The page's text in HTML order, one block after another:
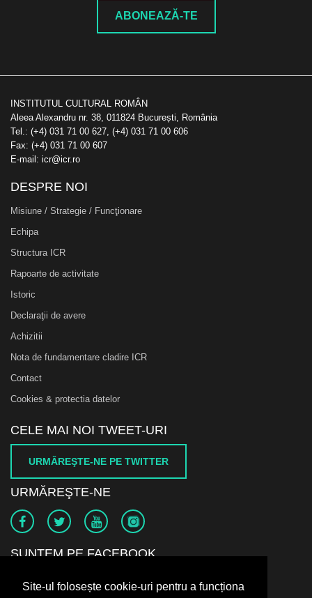
Site-ul folosește cookie-uri pentru a funcționa
ABONEAZĂ-TE
INSTITUTUL CULTURAL ROMÂN
Aleea Alexandru nr. 38, 011824 București, România
Tel.: (+4) 031 71 00 627, (+4) 031 71 00 606
Fax: (+4) 031 71 00 607
E-mail: icr@icr.ro
DESPRE NOI
Misiune / Strategie / Funcţionare
Echipa
Structura ICR
Rapoarte de activitate
Istoric
Declaraţii de avere
Achizitii
Nota de fundamentare cladire ICR
Contact
Cookies & protectia datelor
CELE MAI NOI TWEET-URI
URMĂREŞTE-NE PE TWITTER
URMĂREŞTE-NE
SUNTEM PE FACEBOOK